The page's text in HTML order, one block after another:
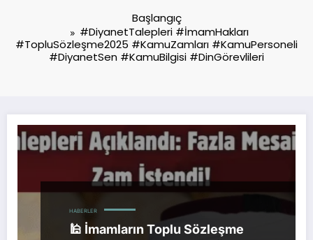
Başlangıç
#DiyanetTalepleri #İmamHakları
#TopluSözleşme2025 #KamuZamları #KamuPersoneli
#DiyanetSen #KamuBilgisi #DinGörevlileri
HABERLER
🕌 İmamların Toplu Sözleşme